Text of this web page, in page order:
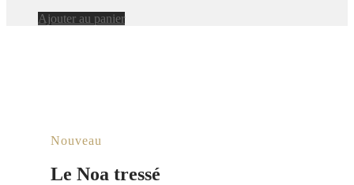
Ajouter au panier
Nouveau
Le Noa tressé